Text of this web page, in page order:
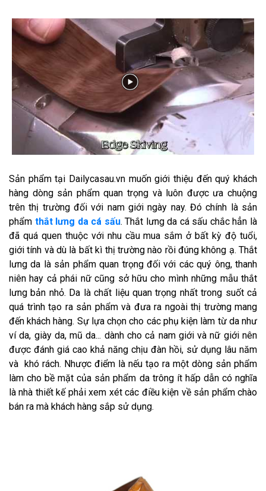
Sản phẩm tại Dailycasau.vn muốn giới thiệu đến quý khách
hàng dòng sản phẩm quan trọng và luôn được ưa chuộng
trên thị trường đối với nam giới ngày nay. Đó chính là sản
phẩm thắt lưng da cá sấu. Thắt lưng da cá sấu chắc hẳn là
đã quá quen thuộc với nhu cầu mua sắm ở bất kỳ độ tuổi,
giới tính và dù là bất kì thị trường nào rồi đúng không ạ. Thắt
lưng da là sản phẩm quan trọng đối với các quý ông, thanh
niên hay cả phái nữ cũng sở hữu cho mình những mẫu thắt
lưng bản nhỏ. Da là chất liệu quan trọng nhất trong suốt cả
quá trình tạo ra sản phẩm và đưa ra ngoài thị trường mang
đến khách hàng. Sự lựa chọn cho các phụ kiện làm từ da như
ví da, giày da, mũ da... dành cho cả nam giới và nữ giới nên
được đánh giá cao khả năng chịu đàn hồi, sử dụng lâu năm
và khó rách. Nhược điểm là nếu tạo ra một dòng sản phẩm
làm cho bề mặt của sản phẩm da trông ít hấp dẫn có nghĩa
là nhà thiết kế phải xem xét các điều kiện về sản phẩm chào
bán ra mà khách hàng sắp sử dụng.